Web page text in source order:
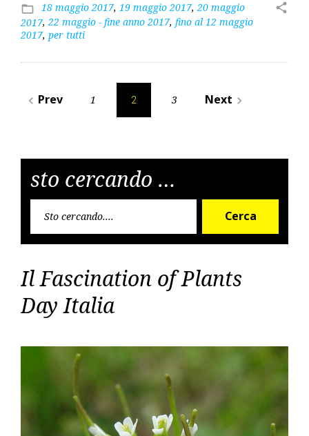
folder_open 18 maggio 2017, 19 maggio 2017,20 maggio
2017,22 maggio - fine anno 2017, fino al 12 maggio
2017, per tutti
share
Paginazione
navigate_before Prev 1 2 3 Next navigate_next
sto cercando …
Cerca
Il Fascination of Plants
Day Italia